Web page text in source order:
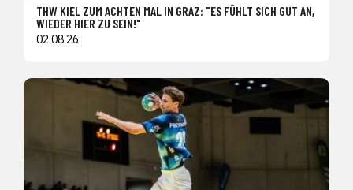
THW KIEL ZUM ACHTEN MAL IN GRAZ: "ES FÜHLT SICH GUT AN,
WIEDER HIER ZU SEIN!"
02.08.26